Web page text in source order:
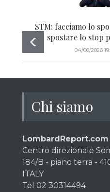
STM: facciamo lo
spostare lo stop
04/06/2026
Chi siamo
LombardReport.com
Centro direzionale
184/B - piano terra -
ITALY
Tel 02 30314494